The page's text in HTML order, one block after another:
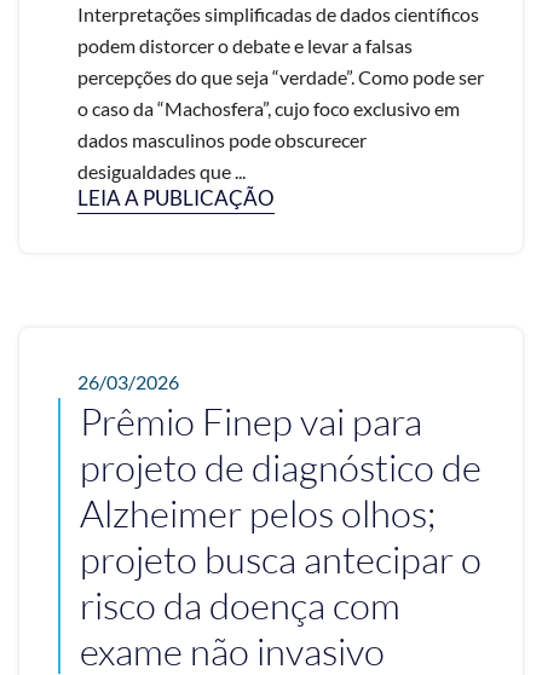
Interpretações simplificadas de dados científicos
podem distorcer o debate e levar a falsas
percepções do que seja “verdade”. Como pode ser
o caso da “Machosfera”, cujo foco exclusivo em
dados masculinos pode obscurecer
desigualdades que ...
LEIA A PUBLICAÇÃO
26/03/2026
Prêmio Finep vai para
projeto de diagnóstico de
Alzheimer pelos olhos;
projeto busca antecipar o
risco da doença com
exame não invasivo